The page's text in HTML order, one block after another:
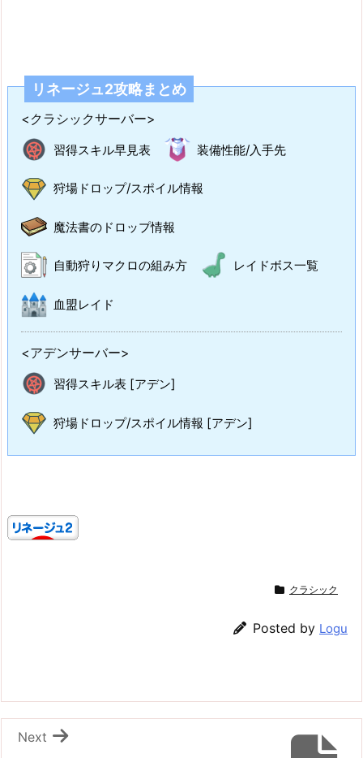
リネージュ2攻略まとめ
<クラシックサーバー>
習得スキル早見表 装備性能/入手先
狩場ドロップ/スポイル情報
魔法書のドロップ情報
自動狩りマクロの組み方 レイドボス一覧
血盟レイド
<アデンサーバー>
習得スキル表 [アデン]
狩場ドロップ/スポイル情報 [アデン]
クラシック
Posted by Logu
Next